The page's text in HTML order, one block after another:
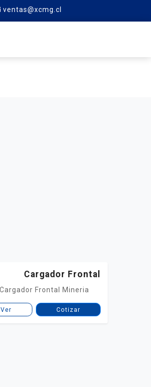
ventas@xcmg.cl
Cargador Frontal
Ver Cotizar